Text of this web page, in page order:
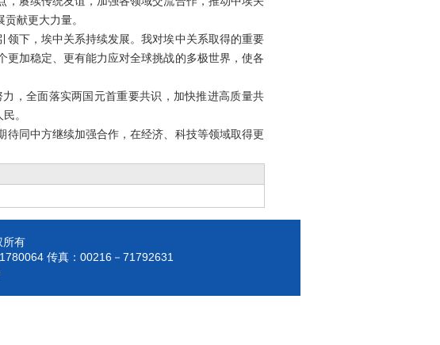
献更大力量。
领下，埃中关系持续发展。我对埃中关系取得的重要
加稳定、更有能力应对全球挑战的多极世界，使各
，全面落实两国元首重要共识，加快推进高质量共
。
同中方继续加强合作，在经济、科技等领域取得更
所有
传真： 00216－71792631